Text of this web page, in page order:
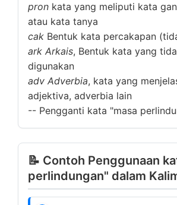
pron kata yang meliputi kata
atau kata tanya
cak Bentuk kata percakapan
ark Arkais, Bentuk kata yang
digunakan
adv Adverbia, kata yang
adjektiva, adverbia lain
-- Pengganti kata "masa
📝 Contoh Penggunaan
perlindungan" dalam